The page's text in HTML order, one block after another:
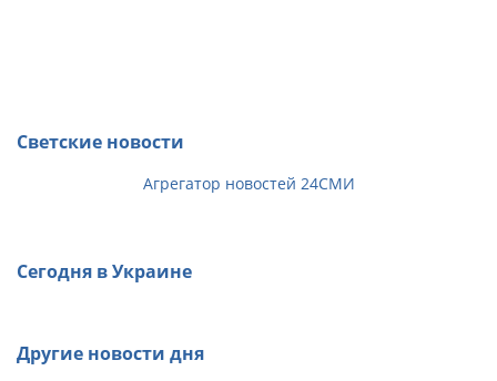
Светские новости
Агрегатор новостей 24СМИ
Сегодня в Украине
Другие новости дня